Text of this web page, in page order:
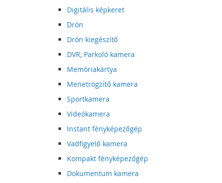
Digitális képkeret
Drón
Drón kiegészítő
DVR, Parkoló kamera
Memóriakártya
Menetrögzítő kamera
Sportkamera
Videókamera
Instant fényképezőgép
Vadfigyelő kamera
Kompakt fényképezőgép
Dokumentum kamera